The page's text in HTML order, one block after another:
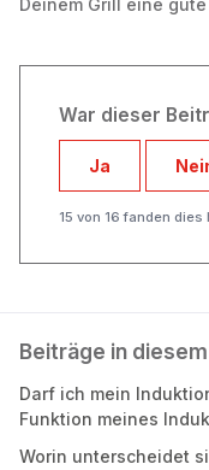
Deinem Grill eine gute
War dieser
Ja
15 von 16 fanden dies
Beiträge in
Darf ich mein
Funktion meines
Worin unterscheidet